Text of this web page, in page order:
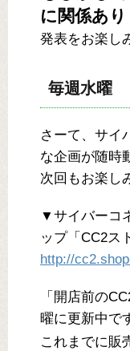
に関係あり
発表をお楽し
毎週水曜
さーて、サイ
な企画が随時
次回もお楽し
▼サイバーコ
ップ「CC2ス
http://
「開店前の
曜に更新中で
これまでに販